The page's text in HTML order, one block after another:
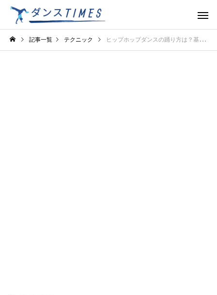
記事一覧 テクニック ヒップホップダンスの踊り方は？基本の動きとノリをマスターしよう